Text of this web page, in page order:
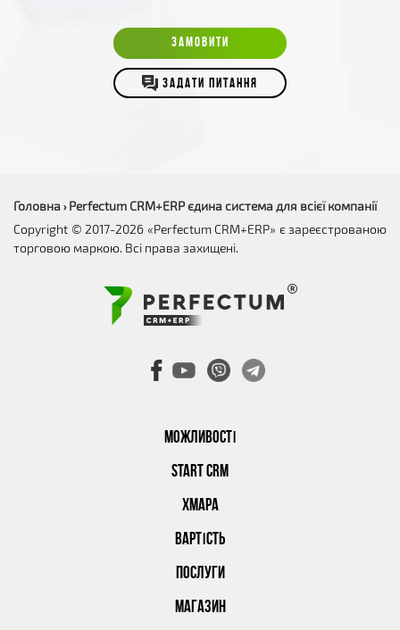
ЗАМОВИТИ
ЗАДАТИ ПИТАННЯ
МОЖЛИВОСТІ
START CRM
ХМАРА
ВАРТІСТЬ
ПОСЛУГИ
МАГАЗИН
Головна › Perfectum CRM+ERP єдина система для всієї компанії
Copyright © 2017-2026 «Perfectum CRM+ERP» є зареєстрованою
торговою маркою. Всі права захищені.